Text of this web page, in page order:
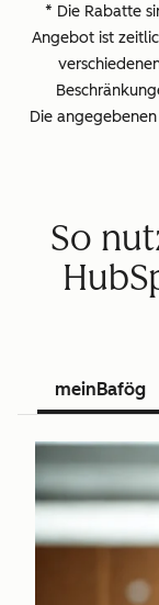
* Die Rabatte
Angebot ist
Die
So
meinBafög